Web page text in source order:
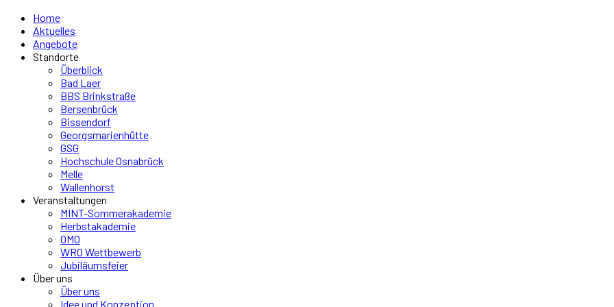
Home
Aktuelles
Angebote
Standorte
Überblick
Bad Laer
BBS Brinkstraße
Bersenbrück
Bissendorf
Georgsmarienhütte
GSG
Hochschule Osnabrück
Melle
Wallenhorst
Veranstaltungen
MINT-Sommerakademie
Herbstakademie
OMO
WRO Wettbewerb
Jubiläumsfeier
Über uns
Über uns
Idee und Konzeption